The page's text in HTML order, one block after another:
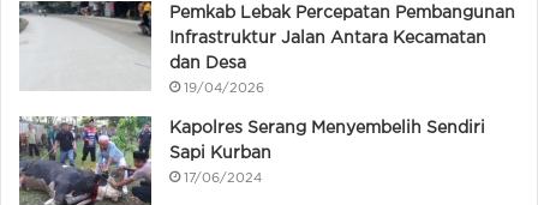
Pemkab Lebak Percepatan Pembangunan
Infrastruktur Jalan Antara Kecamatan
dan Desa
19/04/2026
Kapolres Serang Menyembelih Sendiri
Sapi Kurban
17/06/2024